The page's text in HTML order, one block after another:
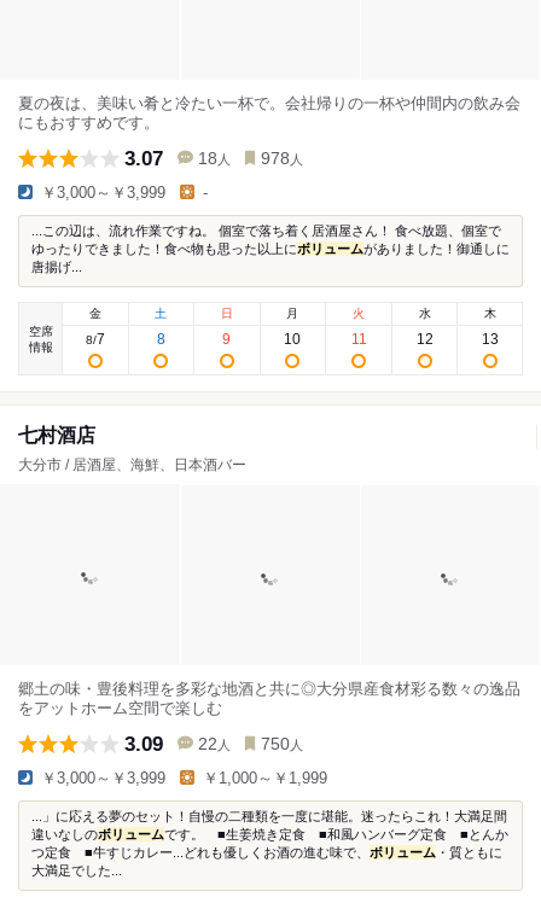
夏の夜は、美味い肴と冷たい一杯で。会社帰りの一杯や仲間内の飲み会
にもおすすめです。
3.07 18 人 978 人
￥3,000～￥3,999 -
...この辺は、流れ作業ですね。 個室で落ち着く居酒屋さん！ 食べ放題、個室で
ゆったりできました！食べ物も思った以上にボリュームがありました！御通しに
唐揚げ...
空席
情報
金
8/7
土
8
日
9
月
10
火
11
水
12
木
13
七村酒店
大分市 / 居酒屋、海鮮、日本酒バー
郷土の味・豊後料理を多彩な地酒と共に◎大分県産食材彩る数々の逸品
をアットホーム空間で楽しむ
3.09 22 人 750 人
￥3,000～￥3,999 ￥1,000～￥1,999
...」に応える夢のセット！自慢の二種類を一度に堪能。迷ったらこれ！大満足間
違いなしのボリュームです。 ■生姜焼き定食 ■和風ハンバーグ定食 ■とんか
つ定食 ■牛すじカレー...どれも優しくお酒の進む味で、 ボリューム ・質ともに
大満足でした...